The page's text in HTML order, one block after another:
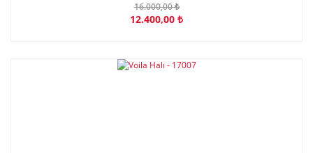
16.000,00 ₺
12.400,00 ₺